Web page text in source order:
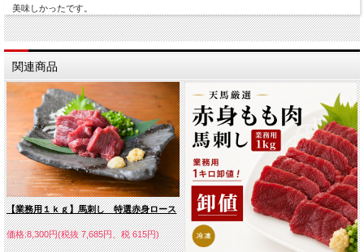
美味しかったです。
関連商品
【業務用１ｋｇ】馬刺し 特選赤身ロース
価格:8,300円(税抜 7,685円、税 615円)